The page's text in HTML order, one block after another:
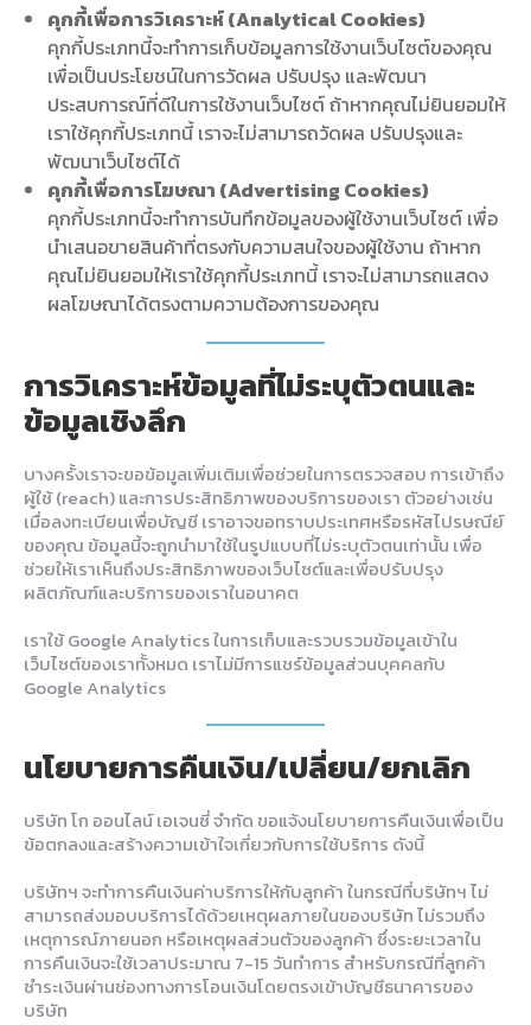
คุกกี้เพื่อการวิเคราะห์ (Analytical Cookies)
คุกกี้ประเภทนี้จะทำการเก็บข้อมูลการใช้งานเว็บไซต์ของคุณ
เพื่อเป็นประโยชน์ในการวัดผล ปรับปรุง และพัฒนา
ประสบการณ์ที่ดีในการใช้งานเว็บไซต์ ถ้าหากคุณไม่ยินยอมให้
เราใช้คุกกี้ประเภทนี้ เราจะไม่สามารถวัดผล ปรับปรุงและ
พัฒนาเว็บไซต์ได้
คุกกี้เพื่อการโฆษณา (Advertising Cookies)
คุกกี้ประเภทนี้จะทำการบันทึกข้อมูลของผู้ใช้งานเว็บไซต์ เพื่อ
นำเสนอขายสินค้าที่ตรงกับความสนใจของผู้ใช้งาน ถ้าหาก
คุณไม่ยินยอมให้เราใช้คุกกี้ประเภทนี้ เราจะไม่สามารถแสดง
ผลโฆษณาได้ตรงตามความต้องการของคุณ
การวิเคราะห์ข้อมูลที่ไม่ระบุตัวตนและ
ข้อมูลเชิงลึก
บางครั้งเราจะขอข้อมูลเพิ่มเติมเพื่อช่วยในการตรวจสอบ การเข้าถึง
ผู้ใช้ (reach) และการประสิทธิภาพของบริการของเรา ตัวอย่างเช่น
เมื่อลงทะเบียนเพื่อบัญชี เราอาจขอทราบประเทศหรือรหัสไปรษณีย์
ของคุณ ข้อมูลนี้จะถูกนำมาใช้ในรูปแบบที่ไม่ระบุตัวตนเท่านั้น เพื่อ
ช่วยให้เราเห็นถึงประสิทธิภาพของเว็บไซต์และเพื่อปรับปรุง
ผลิตภัณฑ์และบริการของเราในอนาคต
เราใช้ Google Analytics ในการเก็บและรวบรวมข้อมูลเข้าใน
เว็บไซต์ของเราทั้งหมด เราไม่มีการแชร์ข้อมูลส่วนบุคคลกับ
Google Analytics
นโยบายการคืนเงิน/เปลี่ยน/ยกเลิก
บริษัท โก ออนไลน์ เอเจนซี่ จำกัด ขอแจ้งนโยบายการคืนเงินเพื่อเป็น
ข้อตกลงและสร้างความเข้าใจเกี่ยวกับการใช้บริการ ดังนี้
บริษัทฯ จะทำการคืนเงินค่าบริการให้กับลูกค้า ในกรณีที่บริษัทฯ ไม่
สามารถส่งมอบบริการได้ด้วยเหตุผลภายในของบริษัท ไม่รวมถึง
เหตุการณ์ภายนอก หรือเหตุผลส่วนตัวของลูกค้า ซึ่งระยะเวลาใน
การคืนเงินจะใช้เวลาประมาณ 7-15 วันทำการ สำหรับกรณีที่ลูกค้า
ชำระเงินผ่านช่องทางการโอนเงินโดยตรงเข้าบัญชีธนาคารของ
บริษัท